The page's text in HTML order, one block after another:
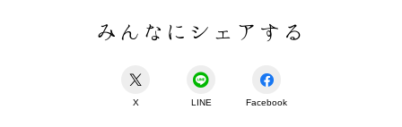
みんなにシェアする
X LINE Facebook